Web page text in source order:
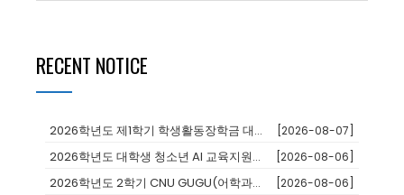
RECENT NOTICE
2026학년도 제1학기 학생활동장학금 대상자 추천 [2026-08-07]
2026학년도 대학생 청소년 AI 교육지원사업 장학생 [2026-08-06]
2026학년도 2학기 CNU GUGU(어학과정 및 단기연수)프로그램 참가... [2026-08-06]